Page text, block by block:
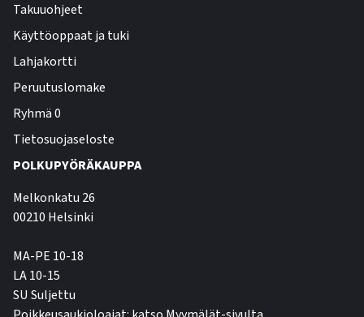
Takuuohjeet
Käyttöoppaat ja tuki
Lahjakortti
Peruutuslomake
Ryhmä 0
Tietosuojaseloste
POLKUPYÖRÄKAUPPA
Melkonkatu 26
00210 Helsinki
MA-PE 10-18
LA 10-15
SU Suljettu